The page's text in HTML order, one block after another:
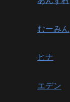
むーみん
ヒナ
エデン